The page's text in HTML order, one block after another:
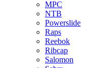
MPC
NTB
Powerslide
Raps
Reebok
Ribcap
Salomon